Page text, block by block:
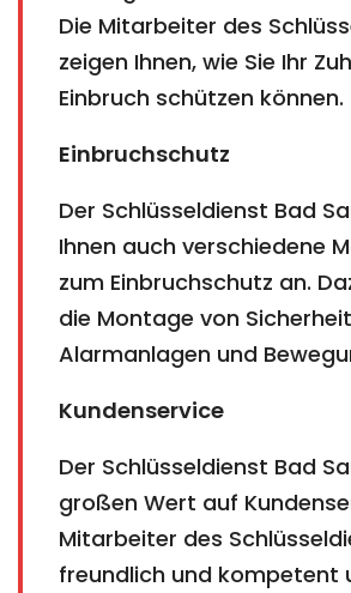
Die Mitarbeiter des
zeigen Ihnen, wie Sie Ihr
Einbruch schützen können.
Einbruchschutz
Der Schlüsseldienst Bad
Ihnen auch verschiedene
zum Einbruchschutz an.
die Montage von
Alarmanlagen und
Kundenservice
Der Schlüsseldienst Bad
großen Wert auf
Mitarbeiter des
freundlich und kompetent